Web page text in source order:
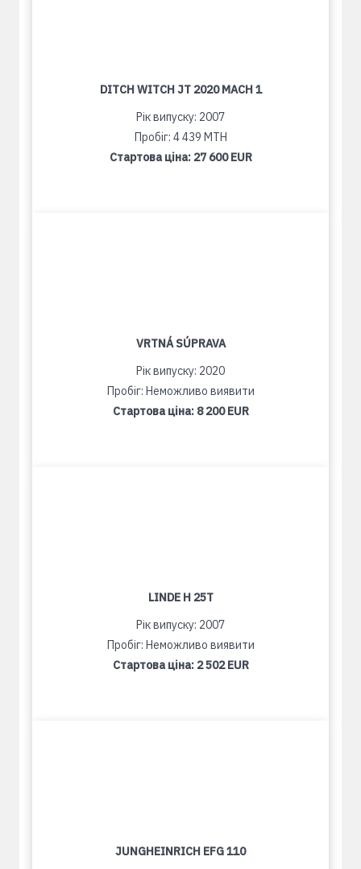
DITCH WITCH JT 2020 MACH 1
Рік випуску: 2007
Пробіг: 4 439 MTH
Стартова ціна: 27 600 EUR
VRTNÁ SÚPRAVA
Рік випуску: 2020
Пробіг: Неможливо виявити
Стартова ціна: 8 200 EUR
LINDE H 25T
Рік випуску: 2007
Пробіг: Неможливо виявити
Стартова ціна: 2 502 EUR
JUNGHEINRICH EFG 110